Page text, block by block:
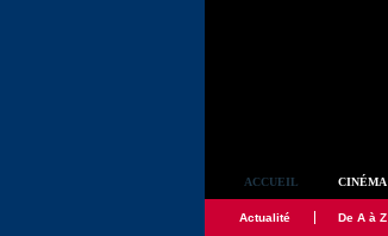
ACCUEIL CINÉMA
Actualité De A à Z